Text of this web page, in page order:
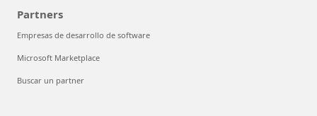
Partners
Empresas de desarrollo de software
Microsoft Marketplace
Buscar un partner